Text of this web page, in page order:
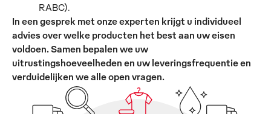
RABC).
In een gesprek met onze experten krijgt u individueel
advies over welke producten het best aan uw eisen
voldoen. Samen bepalen we uw
uitrustingshoeveelheden en uw leveringsfrequentie en
verduidelijken we alle open vragen.